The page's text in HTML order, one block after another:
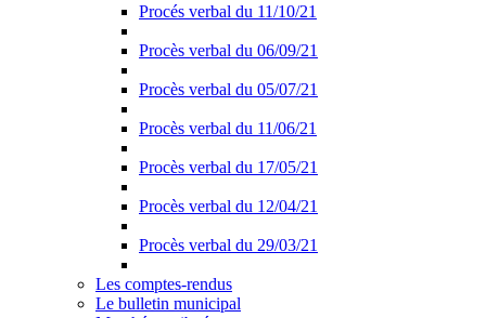
Procés verbal du 11/10/21
Procès verbal du 06/09/21
Procès verbal du 05/07/21
Procès verbal du 11/06/21
Procès verbal du 17/05/21
Procès verbal du 12/04/21
Procès verbal du 29/03/21
Les comptes-rendus
Le bulletin municipal